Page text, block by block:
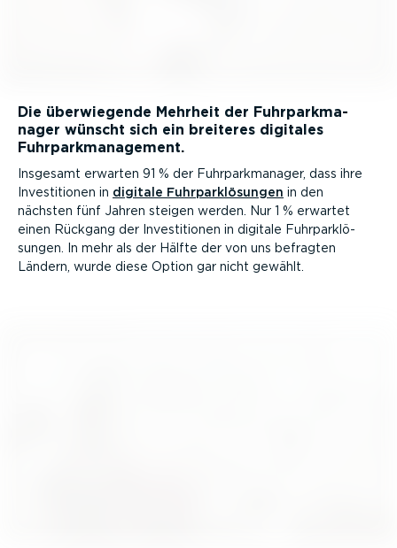
Die überwie­gende Mehrheit der Fuhrpark­ma­
nager wünscht sich ein breiteres digitales
Fuhrpark­ma­nagement.
Insgesamt erwarten 91 % der Fuhrpark­ma­nager, dass ihre
Inves­ti­tionen in digitale Fuhrpark­lö­sungen in den
nächsten fünf Jahren steigen werden. Nur 1 % erwartet
einen Rückgang der Inves­ti­tionen in digitale Fuhrpark­lö­
sungen. In mehr als der Hälfte der von uns befragten
Ländern, wurde diese Option gar nicht gewählt.